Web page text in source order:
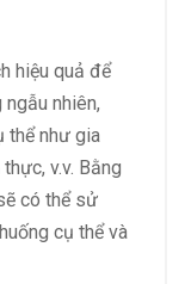
hiệu quả để
nhiên,
thể như gia
v.v. Bằng
có thể sử
cụ thể và